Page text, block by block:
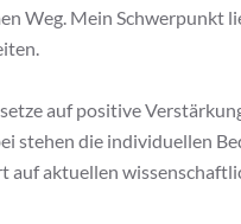
Weg. Mein
auf positive
stehen die individuellen
aktuellen